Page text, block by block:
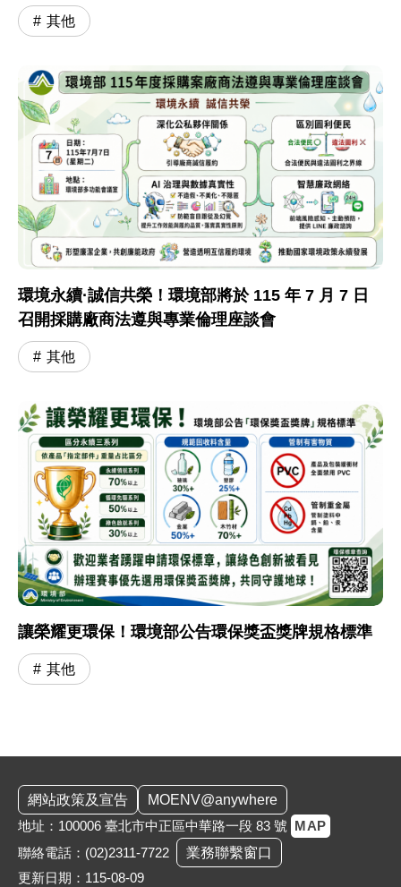
其他
環境永續·誠信共榮！環境部將於 115 年 7 月 7 日
召開採購廠商法遵與專業倫理座談會
其他
讓榮耀更環保！環境部公告環保獎盃獎牌規格標準
其他
網站政策及宣告
MOENV@anywhere
地址：100006 臺北市中正區中華路一段 83 號 MAP
聯絡電話： (02)2311-7722
業務聯繫窗口
更新日期：115-08-09